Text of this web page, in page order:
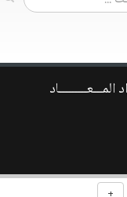
المـــعـــــــــاد